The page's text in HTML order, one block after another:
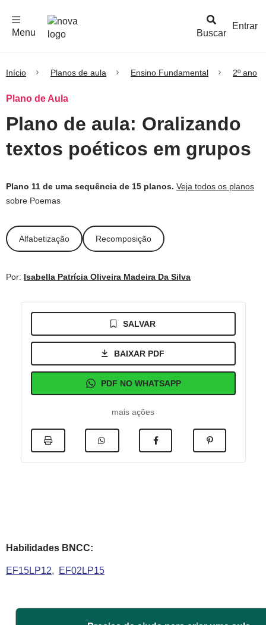
Buscar
Menu
Entrar
Início Planos de aula Ensino Fundamental 2º ano
Plano de Aula
Plano de aula: Oralizando
textos poéticos em grupos
Plano 11 de uma sequência de 15 planos. Veja todos os planos
sobre Poemas
Alfabetização Recomposição
Por: Isabella Patrícia Oliveira Madeira Da Silva
SALVAR
BAIXAR PDF
PDF NO WHATSAPP
mais ações
Habilidades BNCC:
EF15LP12 EF02LP15